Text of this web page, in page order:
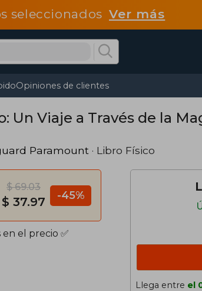
seleccionadosVer más
Opiniones de clientes
Un Viaje a Través de la
Paramount · Libro Físico
$ 69.03
$ 37.97 -45%
el precio ✅
Llega entre el